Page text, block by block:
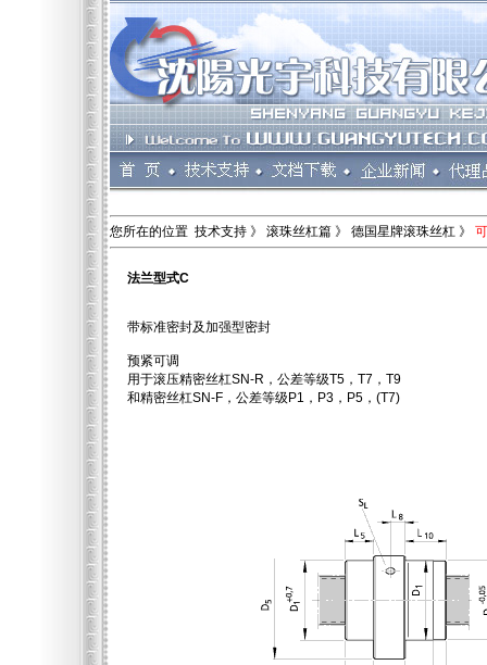
您所在的位置 技术支持 》 滚珠丝杠篇 》 德国星牌滚珠丝杠 》
法兰型式C
带标准密封及加强型密封
预紧可调
用于滚压精密丝杠SN-R，公差等级T5，T7，T9
和精密丝杠SN-F，公差等级P1，P3，P5，(T7)